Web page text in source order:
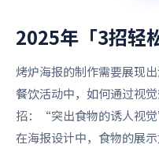
2025年「3招轻
烤炉海报的制作需要展现
餐饮活动中，如何通过视
招：“突出食物的诱人视
在海报设计中，食物的展